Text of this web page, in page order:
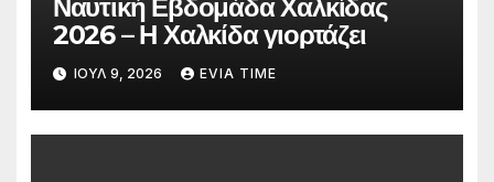
Ναυτική Εβδομάδα Χαλκίδας
2026 – Η Χαλκίδα γιορτάζει
ΙΟΎΛ 9, 2026 EVIA TIME